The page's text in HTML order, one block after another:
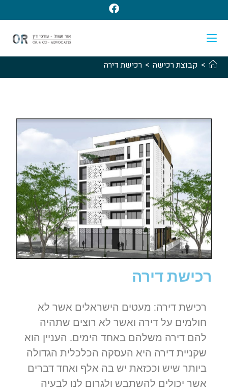
> קבוצת רכישה > רכישת דירה
רכישת דירה
רכישת דירה: מעטים הישראלים אשר לא
חולמים על דירה ואשר לא רוצים שתהיה
להם דירה משלהם באחד הימים. העניין הוא
שקניית דירה היא העסקה הכלכלית הגדולה
ביותר שיש וככזאת יש בה אלף ואחד דברים
אשר יכולים להשתבש ולגרום לנו לבעיה